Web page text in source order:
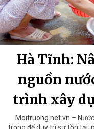
Hà Tĩnh:
nguồn
trình xây
Moitruong.net.vn –